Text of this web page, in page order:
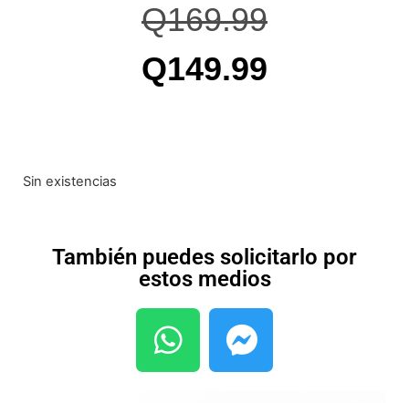
Q169.99
Q149.99
Sin existencias
También puedes solicitarlo por
estos medios